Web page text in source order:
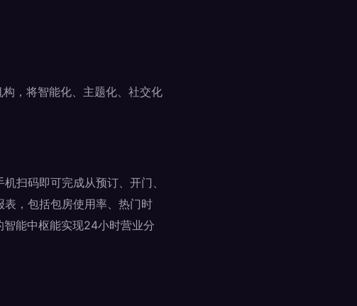
，将智能化、主题化、社交化
扫码即可完成从预订、开门、
，包括包房使用率、热门时
能中枢能实现24小时营业分